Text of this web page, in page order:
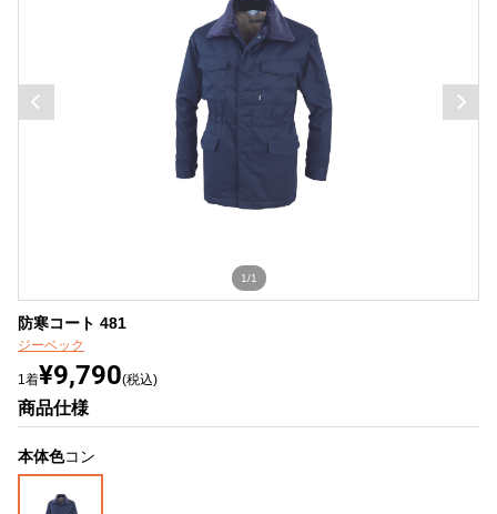
1/1
防寒コート 481
ジーベック
1着¥9,790(税込)
商品仕様
本体色コン